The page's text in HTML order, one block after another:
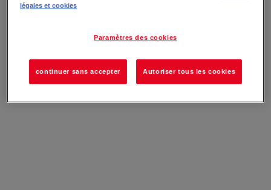
légales et cookies
Paramètres des cookies
continuer sans accepter Autoriser tous les cookies